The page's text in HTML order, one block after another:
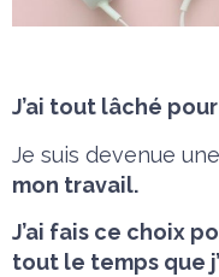
J’ai tout lâché
Je suis devenue
mon travail.
J’ai fais ce choix
tout le temps que